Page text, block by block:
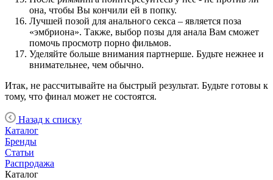
она, чтобы Вы кончили ей в попку.
Лучшей позой для анального секса – является поза
«эмбриона». Также, выбор позы для анала Вам сможет
помочь просмотр порно фильмов.
Уделяйте больше внимания партнерше. Будьте нежнее и
внимательнее, чем обычно.
Итак, не рассчитывайте на быстрый результат. Будьте готовы к
тому, что финал может не состоятся.
Назад к списку
Каталог
Бренды
Статьи
Распродажа
Каталог